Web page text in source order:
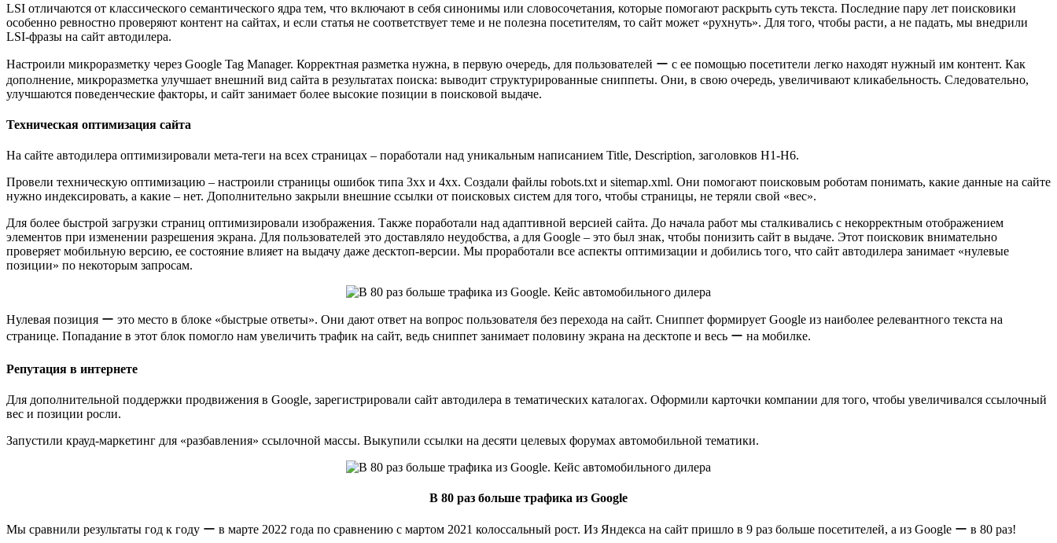
LSI отличаются от классического семантического ядра тем, что включают в себя синонимы или словосочетания, которые помогают раскрыть суть текста. Последние пару лет поисковики
особенно ревностно проверяют контент на сайтах, и если статья не соответствует теме и не полезна посетителям, то сайт может «рухнуть». Для того, чтобы расти, а не падать, мы внедрили
LSI-фразы на сайт автодилера.
Настроили микроразметку через Google Tag Manager. Корректная разметка нужна, в первую очередь, для пользователей ー с ее помощью посетители легко находят нужный им контент. Как
дополнение, микроразметка улучшает внешний вид сайта в результатах поиска: выводит структурированные сниппеты. Они, в свою очередь, увеличивают кликабельность. Следовательно,
улучшаются поведенческие факторы, и сайт занимает более высокие позиции в поисковой выдаче.
Техническая оптимизация сайта
На сайте автодилера оптимизировали мета-теги на всех страницах – поработали над уникальным написанием Title, Description, заголовков Н1-H6.
Провели техническую оптимизацию – настроили страницы ошибок типа 3хх и 4xx. Создали файлы robots.txt и sitemap.xml. Они помогают поисковым роботам понимать, какие данные на сайте
нужно индексировать, а какие – нет. Дополнительно закрыли внешние ссылки от поисковых систем для того, чтобы страницы, не теряли свой «вес».
Для более быстрой загрузки страниц оптимизировали изображения. Также поработали над адаптивной версией сайта. До начала работ мы сталкивались с некорректным отображением
элементов при изменении разрешения экрана. Для пользователей это доставляло неудобства, а для Google – это был знак, чтобы понизить сайт в выдаче. Этот поисковик внимательно
проверяет мобильную версию, ее состояние влияет на выдачу даже десктоп-версии. Мы проработали все аспекты оптимизации и добились того, что сайт автодилера занимает «нулевые
позиции» по некоторым запросам.
Нулевая позиция ー это место в блоке «быстрые ответы». Они дают ответ на вопрос пользователя без перехода на сайт. Сниппет формирует Google из наиболее релевантного текста на
странице. Попадание в этот блок помогло нам увеличить трафик на сайт, ведь сниппет занимает половину экрана на десктопе и весь ー на мобилке.
Репутация в интернете
Для дополнительной поддержки продвижения в Google, зарегистрировали сайт автодилера в тематических каталогах. Оформили карточки компании для того, чтобы увеличивался ссылочный
вес и позиции росли.
Запустили крауд-маркетинг для «разбавления» ссылочной массы. Выкупили ссылки на десяти целевых форумах автомобильной тематики.
В 80 раз больше трафика из Google
Мы сравнили результаты год к году ー в марте 2022 года по сравнению с мартом 2021 колоссальный рост. Из Яндекса на сайт пришло в 9 раз больше посетителей, а из Google ー в 80 раз!